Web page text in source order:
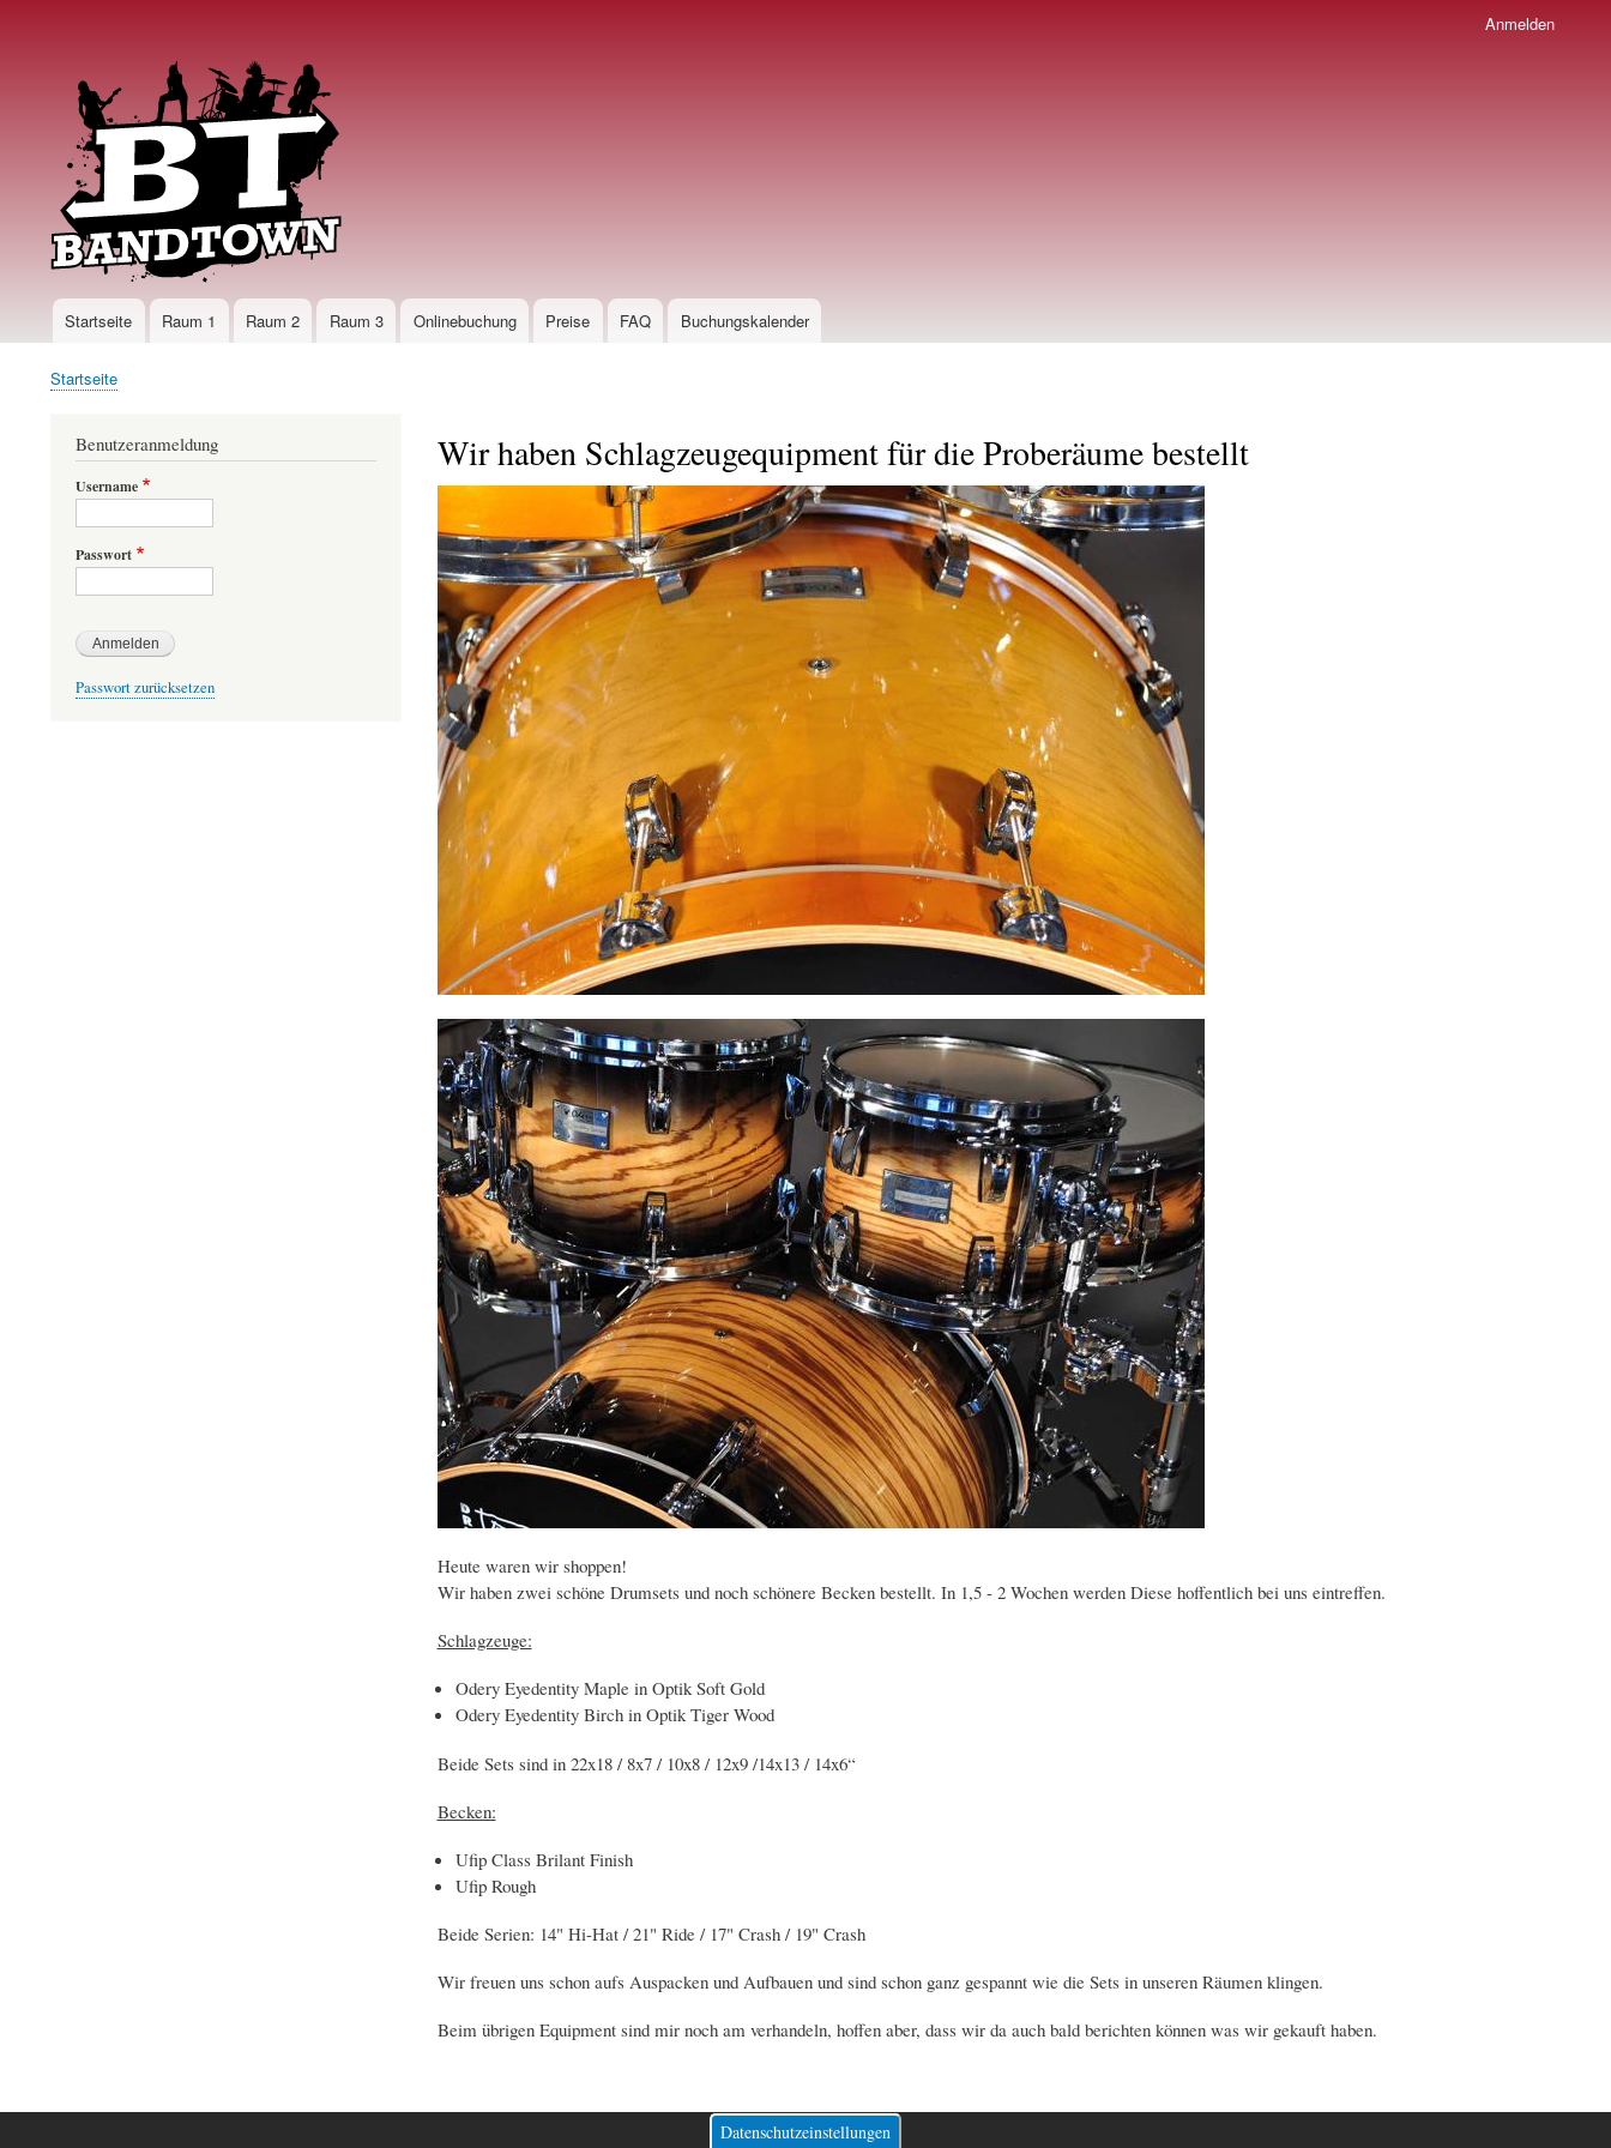
menu
Anmelden
MainStartseite Raum 1 Raum 2 Raum 3 Onlinebuchung Preise FAQ Buchungskalender
Pfadnavigation
Startseite
Wir haben Schlagzeugequipment für die Proberäume bestellt
Heute waren wir shoppen!
Wir haben zwei schöne Drumsets und noch schönere Becken bestellt. In 1,5 - 2 Wochen werden Diese hoffentlich bei uns eintreffen.
Schlagzeuge:
Odery Eyedentity Maple in Optik Soft Gold
Odery Eyedentity Birch in Optik Tiger Wood
Beide Sets sind in 22x18 / 8x7 / 10x8 / 12x9 /14x13 / 14x6“
Becken:
Ufip Class Brilant Finish
Ufip Rough
Beide Serien: 14" Hi-Hat / 21" Ride / 17" Crash / 19" Crash
Wir freuen uns schon aufs Auspacken und Aufbauen und sind schon ganz gespannt wie die Sets in unseren Räumen klingen.
Beim übrigen Equipment sind mir noch am verhandeln, hoffen aber, dass wir da auch bald berichten können was wir gekauft haben.
Benutzeranmeldung
Username
Passwort
Passwort zurücksetzen
Datenschutzeinstellungen